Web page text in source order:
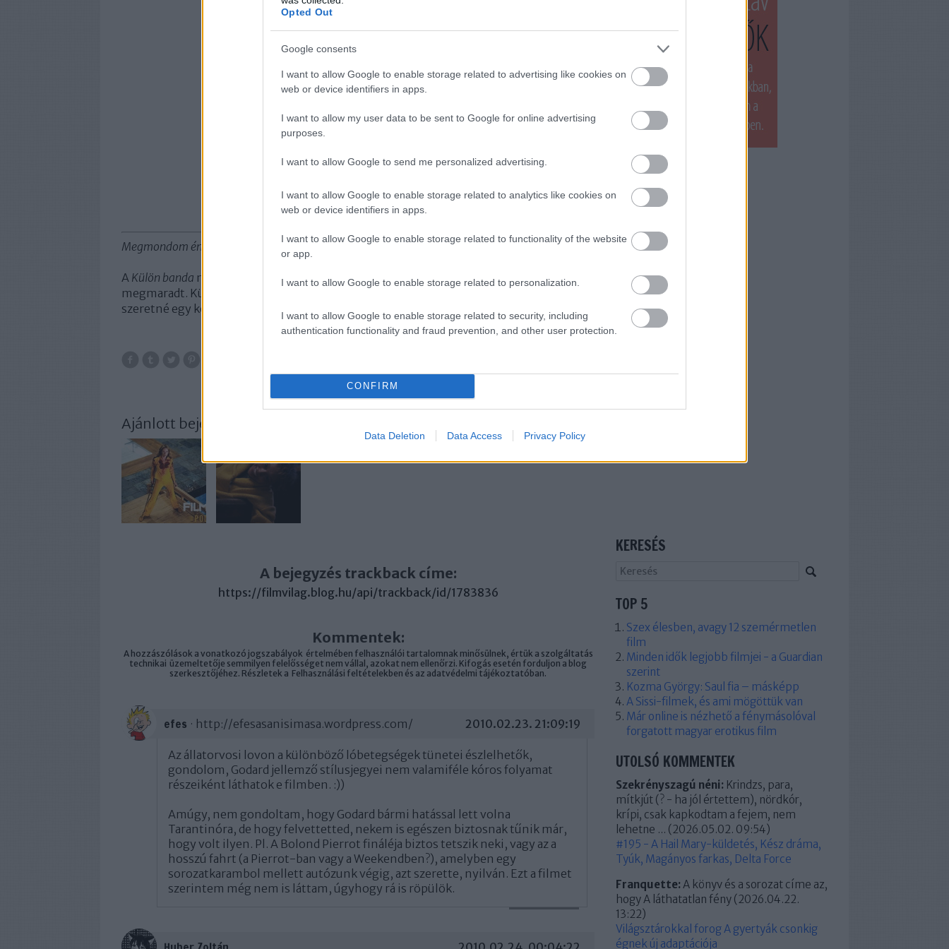
Opted Out
Google consents
I want to allow Google to enable storage related to advertising like cookies on
web or device identifiers in apps.
I want to allow my user data to be sent to Google for online advertising
purposes.
I want to allow Google to send me personalized advertising.
I want to allow Google to enable storage related to analytics like cookies on
web or device identifiers in apps.
I want to allow Google to enable storage related to functionality of the website
or app.
I want to allow Google to enable storage related to personalization.
I want to allow Google to enable storage related to security, including
authentication functionality and fraud prevention, and other user protection.
CONFIRM
Data Deletion Data Access Privacy Policy
Megmondom én nektek, miről szól a Like a Virgin!–Verdikt
A Külön banda nem a legfontosabb Godard-film, de frissessége, humora, bája máig
megmaradt. Különösen annak ajánlható, aki még egyetlen Godard-filmet sem látott, de
szeretné egy könnyedebb darabbal kezdeni az életművel való ismerkedést.
Ajánlott bejegyzések:
A bejegyzés trackback címe:
https://filmvilag.blog.hu/api/trackback/id/1783836
Kommentek:
A hozzászólások a vonatkozó jogszabályok értelmében felhasználói tartalomnak minősülnek, értük a szolgáltatás
technikai üzemeltetője semmilyen felelősséget nem vállal, azokat nem ellenőrzi. Kifogás esetén forduljon a blog
szerkesztőjéhez. Részletek a Felhasználási feltételekben és az adatvédelmi tájékoztatóban.
efes · http://efesasanisimasa.wordpress.com/ 2010.02.23. 21:09:19
Az állatorvosi lovon a különböző lóbetegségek tünetei észlelhetők,
gondolom, Godard jellemző stílusjegyei nem valamiféle kóros folyamat
részeiként láthatok e filmben. :))
Amúgy, nem gondoltam, hogy Godard bármi hatással lett volna
Tarantinóra, de hogy felvettetted, nekem is egészen biztosnak tűnik már,
hogy volt ilyen. Pl. A Bolond Pierrot fináléja biztos tetszik neki, vagy az a
hosszú fahrt (a Pierrot-ban vagy a Weekendben?), amelyben egy
sorozatkarambol mellett autózunk végig, azt szerette, nyilván. Ezt a filmet
szerintem még nem is láttam, úgyhogy rá is röpülök.
EZT LÁTTUK LEGUTÓBB
Tweets by filmnaplo
KERESÉS
TOP 5
Szex élesben, avagy 12 szemérmetlen
film
Minden idők legjobb filmjei - a Guardian
szerint
Kozma György: Saul fia – másképp
A Sissi-filmek, és ami mögöttük van
Már online is nézhető a fénymásolóval
forgatott magyar erotikus film
UTOLSÓ KOMMENTEK
Szekrényszagú néni: Krindzs, para,
mítkjút (? - ha jól értettem), nördkór,
krípi, csak kapkodtam a fejem, nem
lehetne ... (2026.05.02. 09:54)
#195 - A Hail Mary-küldetés, Kész dráma,
Tyúk, Magányos farkas, Delta Force
Franquette: A könyv és a sorozat címe az,
hogy A láthatatlan fény (2026.04.22.
13:22)
Világsztárokkal forog A gyertyák csonkig
égnek új adaptációja